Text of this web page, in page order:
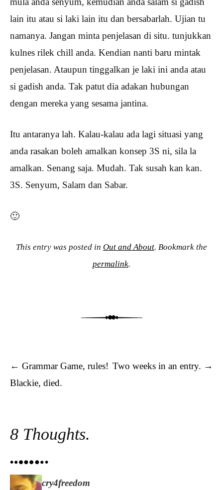
lain itu atau si laki lain itu dan bersabarlah. Ujian tu
namanya. Jangan minta penjelasan di situ. tunjukkan
kulnes rilek chill anda. Kendian nanti baru mintak
penjelasan. Ataupun tinggalkan je laki ini anda atau
si gadish anda. Tak patut dia adakan hubungan
dengan mereka yang sesama jantina.
Itu antaranya lah. Kalau-kalau ada lagi situasi yang
anda rasakan boleh amalkan konsep 3S ni, sila la
amalkan. Senang saja. Mudah. Tak susah kan kan.
3S. Senyum, Salam dan Sabar.
🙂
This entry was posted in Out and About. Bookmark the
permalink.
Post navigation
← Grammar Game, rules!
Blackie, died.
Two weeks in an entry. →
8 Thoughts.
cry4freedom